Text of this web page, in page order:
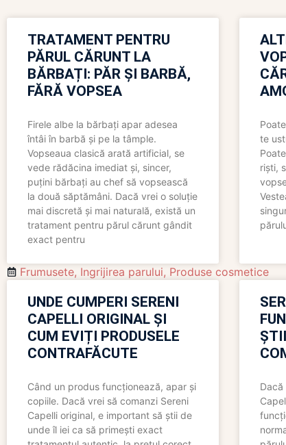
TRATAMENT PENTRU
PĂRUL CĂRUNT LA
BĂRBAȚI: PĂR ȘI BARBĂ,
FĂRĂ VOPSEA
Firele albe la bărbați apar adesea
întâi în barbă și pe la tâmple.
Vopseaua clasică arată artificial, se
vede rădăcina imediat și, sincer,
puțini bărbați au chef să vopsească
la două săptămâni. Dacă vrei o soluție
mai discretă și mai naturală, există un
tratament pentru părul cărunt gândit
exact pentru
te
riști,
Frumusete, Ingrijirea parului, Produse cosmetice
UNDE CUMPERI SERENI
CAPELLI ORIGINAL ȘI
CUM EVIȚI PRODUSELE
CONTRAFĂCUTE
Când un produs funcționează, apar și
copiile. Dacă vrei să comanzi Sereni
Capelli original, e important să știi de
unde îl iei ca să primești exact
Dacă